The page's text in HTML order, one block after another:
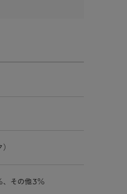
、その他3％